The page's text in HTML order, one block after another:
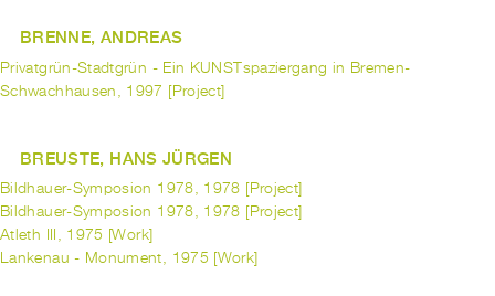
BRENNE, ANDREAS
Privatgrün-Stadtgrün - Ein KUNSTspaziergang in Bremen-
Schwachhausen, 1997 [Project]
BREUSTE, HANS JÜRGEN
Bildhauer-Symposion 1978, 1978 [Project]
Bildhauer-Symposion 1978, 1978 [Project]
Atleth III, 1975 [Work]
Lankenau - Monument, 1975 [Work]